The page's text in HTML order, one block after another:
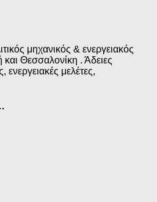
μηχανικός & ενεργειακός
Θεσσαλονίκη . Άδειες
ενεργειακές μελέτες,